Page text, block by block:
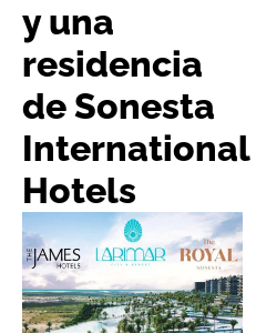
y una
residencia
de Sonesta
International
Hotels